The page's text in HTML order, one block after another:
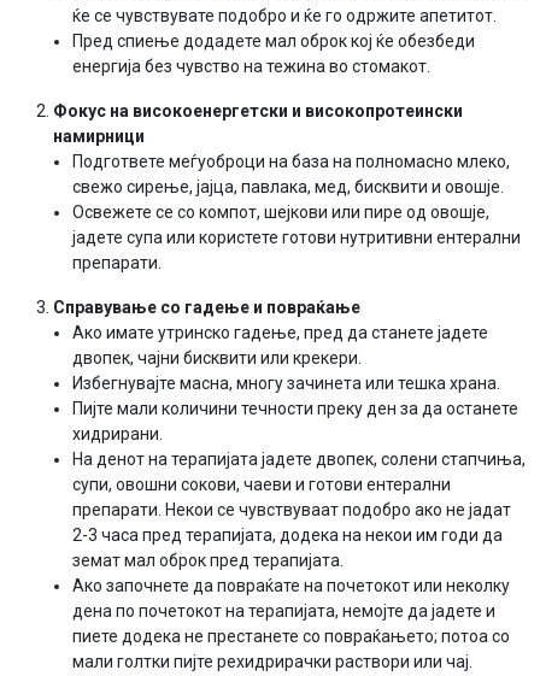
ќе се чувствувате подобро и ќе го одржите апетитот.
Пред спиење додадете мал оброк кој ќе обезбеди
енергија без чувство на тежина во стомакот.
Фокус на високоенергетски и високопротеински
намирници
Подгответе меѓуоброци на база на полномасно млеко,
свежо сирење, јајца, павлака, мед, бисквити и овошје.
Освежете се со компот, шејкови или пире од овошје,
јадете супа или користете готови нутритивни ентерални
препарати.
Справување со гадење и повраќање
Ако имате утринско гадење, пред да станете јадете
двопек, чајни бисквити или крекери.
Избегнувајте масна, многу зачинета или тешка храна.
Пијте мали количини течности преку ден за да останете
хидрирани.
На денот на терапијата јадете двопек, солени стапчиња,
супи, овошни сокови, чаеви и готови ентерални
препарати. Некои се чувствуваат подобро ако не јадат
2-3 часа пред терапијата, додека на некои им годи да
земат мал оброк пред терапијата.
Ако започнете да повраќате на почетокот или неколку
дена по почетокот на терапијата, немојте да јадете и
пиете додека не престанете со повраќањето; потоа со
мали голтки пијте рехидрирачки раствори или чај.